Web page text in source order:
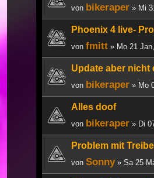
von bikeraper » Mi
Phoenix 4 live-
von fmitt » Mo 21
Update aber nicht
von bikeraper » Mo
Alles doof
von bikeraper » Di
Problem mit
von Sonny» Sa 25